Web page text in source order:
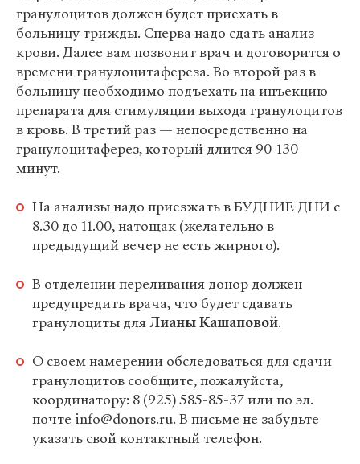
гранулоцитов должен будет приехать в
больницу трижды. Сперва надо сдать анализ
крови. Далее вам позвонит врач и договорится о
времени гранулоцитафереза. Во второй раз в
больницу необходимо подъехать на инъекцию
препарата для стимуляции выхода гранулоцитов
в кровь. В третий раз — непосредственно на
гранулоцитаферез, который длится 90-130
минут.
На анализы надо приезжать в БУДНИЕ ДНИ с
8.30 до 11.00, натощак (желательно в
предыдущий вечер не есть жирного).
В отделении переливания донор должен
предупредить врача, что будет сдавать
гранулоциты дляЛианы Кашаповой.
О своем намерении обследоваться для сдачи
гранулоцитов сообщите, пожалуйста,
координатору: 8 (925) 585-85-37 или по эл.
почте info@donors.ru. В письме не забудьте
указать свой контактный телефон.